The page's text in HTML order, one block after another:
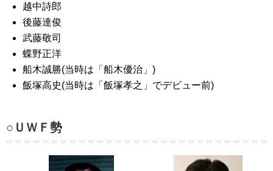
越中詩郎
後藤達俊
武藤敬司
蝶野正洋
船木誠勝(当時は「船木優治」)
飯塚高史(当時は「飯塚孝之」でデビュー前)
○ＵＷＦ勢